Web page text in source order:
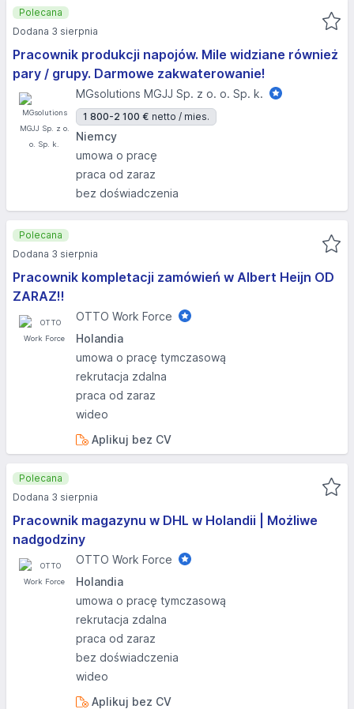
Pracownik produkcji napojów. Mile widziane również
pary / grupy. Darmowe zakwaterowanie!
MGsolutions MGJJ Sp. z o. o. Sp. k.
1 800-2 100 € netto / mies.
Niemcy
umowa o pracę
praca od zaraz
bez doświadczenia
Polecana
Dodana 3 sierpnia
Pracownik kompletacji zamówień w Albert Heijn OD
ZARAZ!!
OTTO Work Force
Holandia
umowa o pracę tymczasową
rekrutacja zdalna
praca od zaraz
wideo
Aplikuj bez CV
Polecana
Dodana 3 sierpnia
Pracownik magazynu w DHL w Holandii | Możliwe
nadgodziny
OTTO Work Force
Holandia
umowa o pracę tymczasową
rekrutacja zdalna
praca od zaraz
bez doświadczenia
wideo
Aplikuj bez CV
Polecana
Dodana 3 sierpnia